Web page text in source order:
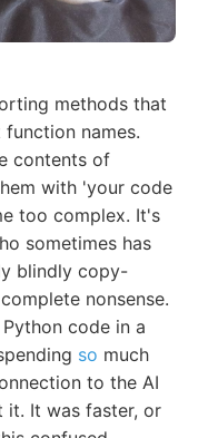
methods that
names.
contents of
with 'your code
too complex. It's
sometimes has
blindly copy-
nonsense.
Python code in a
so much
to the AI
it. It was faster, or